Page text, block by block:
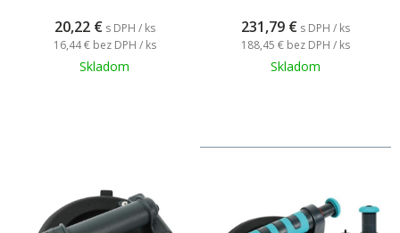
20,22 € s DPH / ks
16,44 € bez DPH / ks
Skladom
231,79 € s DPH / ks
188,45 € bez DPH / ks
Skladom